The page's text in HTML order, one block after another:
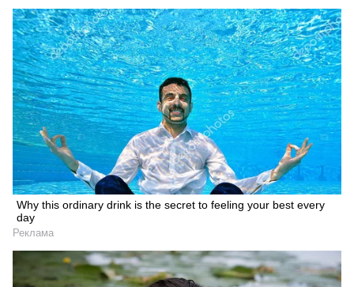
Why this ordinary drink is the secret to feeling your best every
day
Реклама